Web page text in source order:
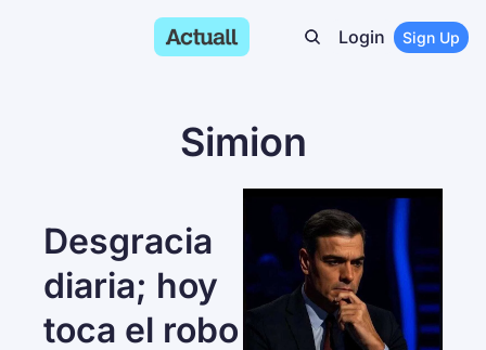
Login Sign Up
Simion
Desgracia
diaria; hoy
toca el robo